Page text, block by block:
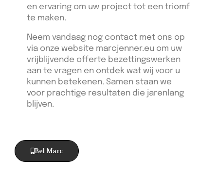
en ervaring om uw project tot een triomf
te maken.
Neem vandaag nog contact met ons op
via onze website marcjenner.eu om uw
vrijblijvende offerte bezettingswerken
aan te vragen en ontdek wat wij voor u
kunnen betekenen. Samen staan we
voor prachtige resultaten die jarenlang
blijven.
Bel Marc